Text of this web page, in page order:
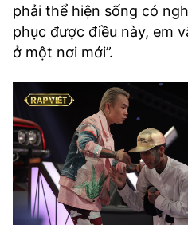
phải thể hiện sống có
phục được điều này, em
ở một nơi mới”.